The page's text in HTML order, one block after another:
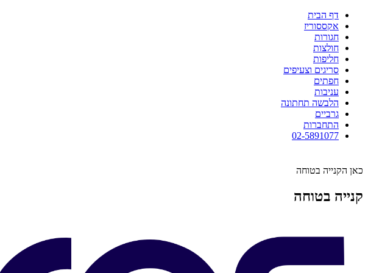
דף הבית
אקססוריז
חגורות
חולצות
חליפות
סריגים וצעיפים
חפתים
עניבות
הלבשה תחתונה
גרביים
התחברות
02-5891077
כאן הקנייה בטוחה
קנייה בטוחה